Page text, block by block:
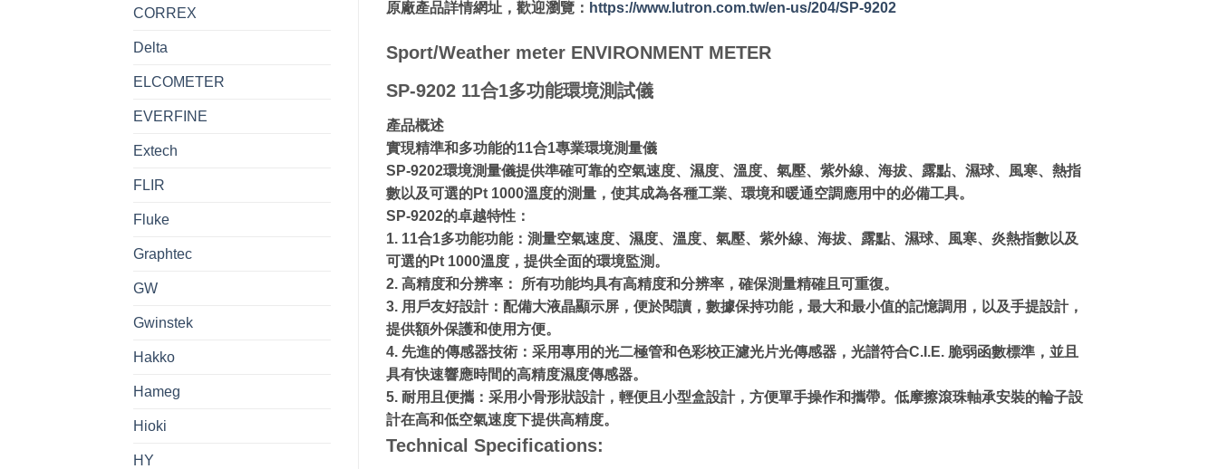
CORREX
Delta
ELCOMETER
EVERFINE
Extech
FLIR
Fluke
Graphtec
GW
Gwinstek
Hakko
Hameg
Hioki
HY
原廠產品詳情網址，歡迎瀏覽： https://www.lutron.com.tw/en-us/204/SP-9202
Sport/Weather meter ENVIRONMENT METER
SP-9202 11合1多功能環境測試儀
產品概述
實現精準和多功能的11合1專業環境測量儀
SP-9202環境測量儀提供準確可靠的空氣速度、濕度、溫度、氣壓、紫外線、海拔、露點、濕球、風寒、熱指
數以及可選的Pt 1000溫度的測量，使其成為各種工業、環境和暖通空調應用中的必備工具。
SP-9202的卓越特性：
1. 11合1多功能功能：測量空氣速度、濕度、溫度、氣壓、紫外線、海拔、露點、濕球、風寒、炎熱指數以及
可選的Pt 1000溫度，提供全面的環境監測。
2. 高精度和分辨率： 所有功能均具有高精度和分辨率，確保測量精確且可重復。
3. 用戶友好設計：配備大液晶顯示屏，便於閱讀，數據保持功能，最大和最小值的記憶調用，以及手提設計，
提供額外保護和使用方便。
4. 先進的傳感器技術：采用專用的光二極管和色彩校正濾光片光傳感器，光譜符合C.I.E. 脆弱函數標準，並且
具有快速響應時間的高精度濕度傳感器。
5. 耐用且便攜：采用小骨形狀設計，輕便且小型盒設計，方便單手操作和攜帶。低摩擦滾珠軸承安裝的輪子設
計在高和低空氣速度下提供高精度。
Technical Specifications: